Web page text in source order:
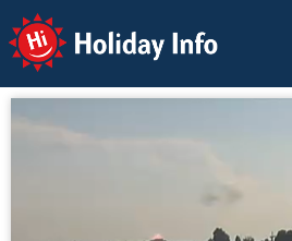
Holiday Info